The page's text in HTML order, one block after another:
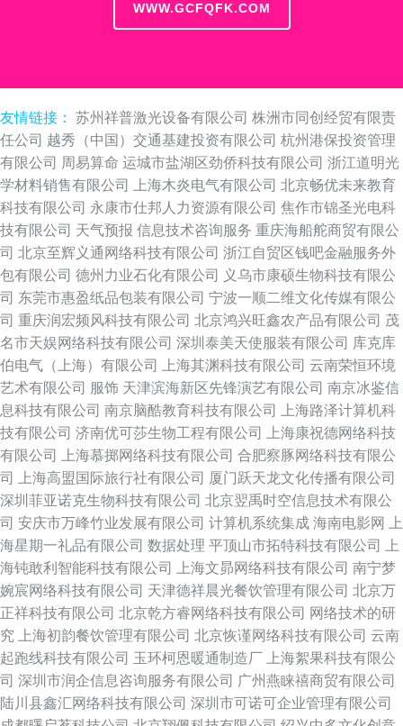
WWW.GCFQFK.COM
友情链接： 苏州祥普激光设备有限公司 株洲市同创经贸有限责
任公司 越秀（中国）交通基建投资有限公司 杭州港保投资管理
有限公司 周易算命 运城市盐湖区劲侨科技有限公司 浙江道明光
学材料销售有限公司
上海木炎电气有限公司 北京畅优未来教育
科技有限公司 永康市仕邦人力资源有限公司 焦作市锦圣光电科
技有限公司 天气预报 信息技术咨询服务 重庆海船舵商贸有限公
司 北京至辉义通网络科技有限公司 浙江自贸区钱吧金融服务外
包有限公司 德州力业石化有限公司
义乌市康硕生物科技有限公
司 东莞市惠盈纸品包装有限公司 宁波一顺二维文化传媒有限公
司 重庆润宏频风科技有限公司 北京鸿兴旺鑫农产品有限公司 茂
名市天娱网络科技有限公司 深圳泰美天使服装有限公司 库克库
伯电气（上海）有限公司
上海其渊科技有限公司 云南荣恒环境
艺术有限公司 服饰 天津滨海新区先锋演艺有限公司 南京冰鉴信
息科技有限公司 南京脑酷教育科技有限公司
上海路泽计算机科
技有限公司 济南优可莎生物工程有限公司
上海康祝德网络科技
有限公司
上海慕掷网络科技有限公司 合肥察豚网络科技有限公
司
上海高盟国际旅行社有限公司 厦门跃天龙文化传播有限公司
深圳菲亚诺克生物科技有限公司 北京翌禹时空信息技术有限公
司 安庆市万峰竹业发展有限公司 计算机系统集成 海南电影网
上
海星期一礼品有限公司 数据处理 平顶山市拓特科技有限公司
上
海钝敢利智能科技有限公司
上海文昴网络科技有限公司 南宁梦
婉宸网络科技有限公司 天津德祥晨光餐饮管理有限公司 北京万
正祥科技有限公司 北京乾方睿网络科技有限公司 网络技术的研
究
上海初韵餐饮管理有限公司 北京恢谨网络科技有限公司 云南
起跑线科技有限公司 玉环柯恩暖通制造厂
上海絮果科技有限公
司 深圳市润企信息咨询服务有限公司 广州燕睐禧商贸有限公司
陆川县鑫汇网络科技有限公司 深圳市可诺可企业管理有限公司